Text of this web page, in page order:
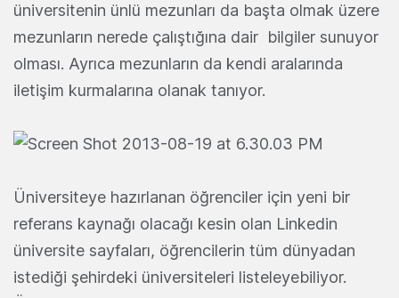
üniversitenin ünlü mezunları da başta olmak üzere
mezunların nerede çalıştığına dair bilgiler sunuyor
olması. Ayrıca mezunların da kendi aralarında
iletişim kurmalarına olanak tanıyor.
Üniversiteye hazırlanan öğrenciler için yeni bir
referans kaynağı olacağı kesin olan Linkedin
üniversite sayfaları, öğrencilerin tüm dünyadan
istediği şehirdeki üniversiteleri listeleyebiliyor.